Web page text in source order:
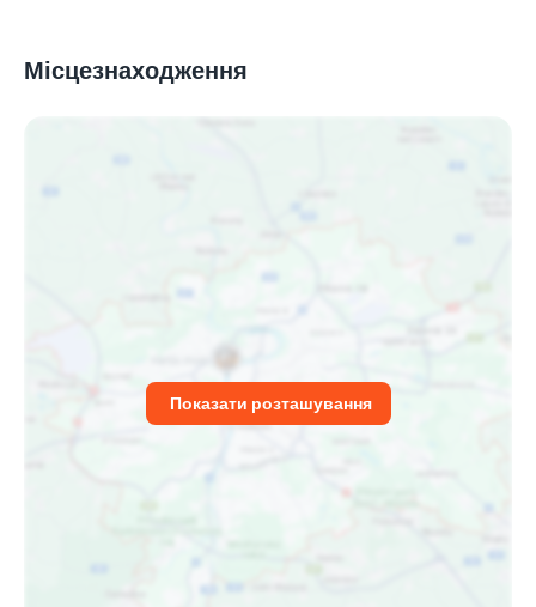
Місцезнаходження
Показати розташування